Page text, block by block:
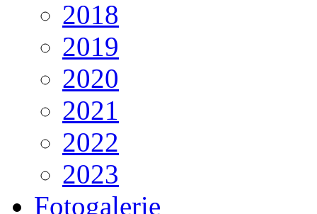
2018
2019
2020
2021
2022
2023
Fotogalerie